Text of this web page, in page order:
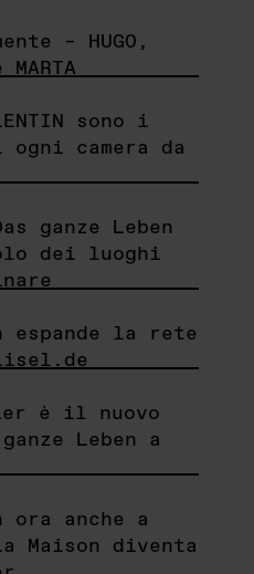
– HUGO,
sono i
camera da
ganze Leben
dei luoghi
espande la rete
è il nuovo
Leben a
ora anche a
Maison diventa